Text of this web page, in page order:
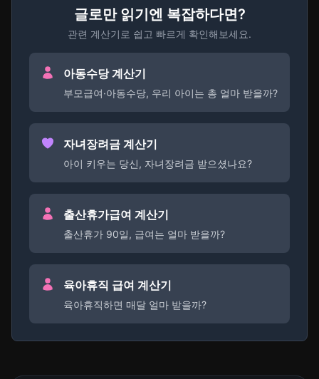
글로만 읽기엔 복잡하다면?
관련 계산기로 쉽고 빠르게 확인해보세요.
아동수당 계산기
부모급여·아동수당, 우리 아이는 총 얼마 받을까?
자녀장려금 계산기
아이 키우는 당신, 자녀장려금 받으셨나요?
출산휴가급여 계산기
출산휴가 90일, 급여는 얼마 받을까?
육아휴직 급여 계산기
육아휴직하면 매달 얼마 받을까?